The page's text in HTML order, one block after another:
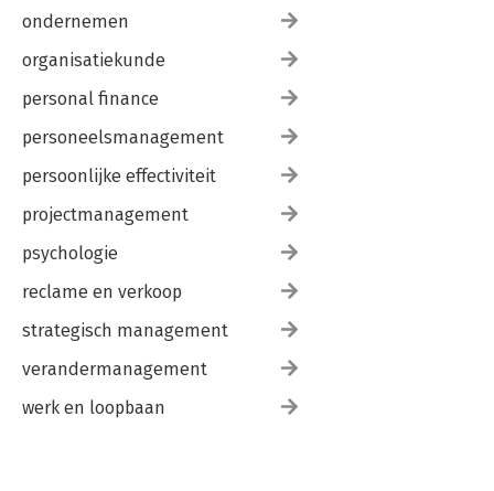
ondernemen
organisatiekunde
personal finance
personeelsmanagement
persoonlijke effectiviteit
projectmanagement
psychologie
reclame en verkoop
strategisch management
verandermanagement
werk en loopbaan